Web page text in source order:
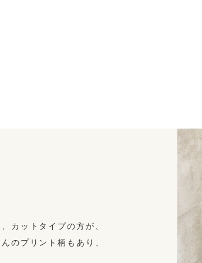
カットタイプの方が、
のプリント柄もあり、